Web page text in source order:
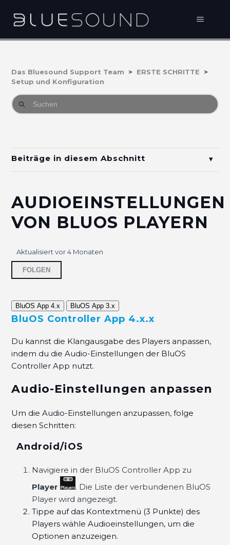
Das Bluesound Support Team
ERSTE SCHRITTE
Setup und Konfiguration
Beiträge in diesem Abschnitt
Wie verbinde ich meinen BluOS Player mit dem
Netzwerk?
Mehrere Quellen am BLUESOUND HUB
aktivieren
Den PULSE SUB kabellos verbinden
Einrichtung des BLUESOUND HUB
Den USB-Audioausgang des NODE (N130)
aktivieren
Audioeinstellungen des Bluesound Node
Die Wandhalterung des POWERNODE EDGE
nutzen
Wie befestige ich meine PULSE SOUNDBAR an
Weitere anzeigen
AUDIOEINSTELLUNGEN
VON BLUOS PLAYERN
Aktualisiertvor 4 Monaten
FOLGEN
BluOS App 4.x BluOS App 3.x
BluOS Controller App 4.x.x
Du kannst die Klangausgabe des Players anpassen,
indem du die Audio-Einstellungen der BluOS
Controller App nutzt.
Audio-Einstellungen anpassen
Um die Audio-Einstellungen anzupassen, folge
diesen Schritten:
Android/iOS
Navigiere in der BluOS Controller App zu
Player
. Die Liste der verbundenen BluOS
Player wird angezeigt.
Tippe auf das Kontextmenü (3 Punkte) des
Players wähle Audioeinstellungen, um die
Optionen anzuzeigen.